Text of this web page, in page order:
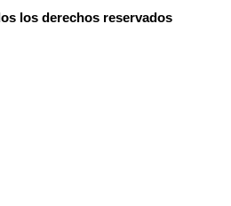
los derechos reservados